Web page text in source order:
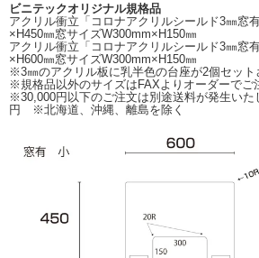
ビニテックオリジナル規格品
アクリル衝立「コロナアクリルシールド3㎜窓
×H450㎜窓サイズW300mm×H150㎜
アクリル衝立「コロナアクリルシールド3㎜窓
×H600㎜窓サイズW300mm×H150㎜
※3㎜のアクリル板に乳半色の台座が2個セット
※規格品以外のサイズはFAXよりオーダーでご
※30,000円以下のご注文は別途送料が発生いた
円 ※北海道、沖縄、離島を除く